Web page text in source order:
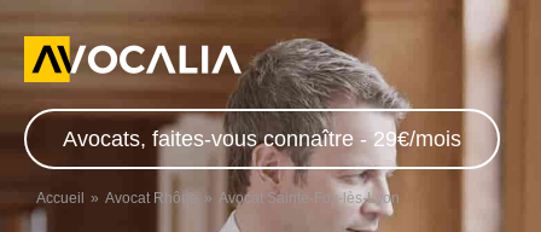
Avocats, faites-vous connaître - 29€/mois
Accueil Avocat Rhône Avocat Sainte-Foy-lès-Lyon